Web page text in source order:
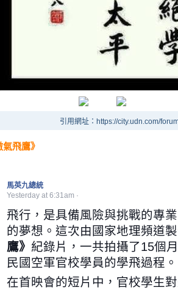
引用網址：https://city.udn.com/
飛鷹》
馬英九總統
Yesterday at 6:31am ·
飛行，是具備風險與挑戰的專
的夢想。這次由國家地理頻道
鷹》 紀錄片，一共拍攝了15個
民國空軍官校學員的學飛過程。
在首映會的短片中，官校學生